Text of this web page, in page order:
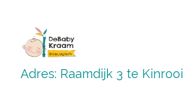
Adres: Raamdijk 3 te Kinrooi